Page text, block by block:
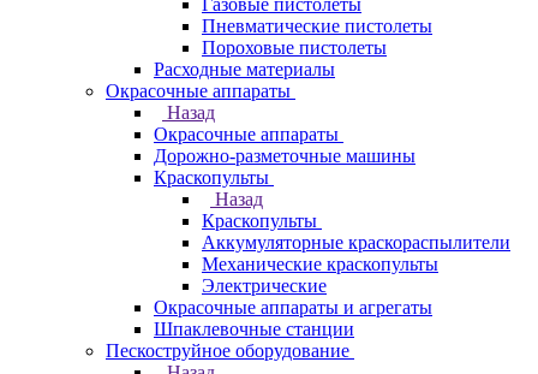
Газовые пистолеты
Пневматические пистолеты
Пороховые пистолеты
Расходные материалы
Окрасочные аппараты
Назад
Окрасочные аппараты
Дорожно-разметочные машины
Краскопульты
Назад
Краскопульты
Аккумуляторные краскораспылители
Механические краскопульты
Электрические
Окрасочные аппараты и агрегаты
Шпаклевочные станции
Пескоструйное оборудование